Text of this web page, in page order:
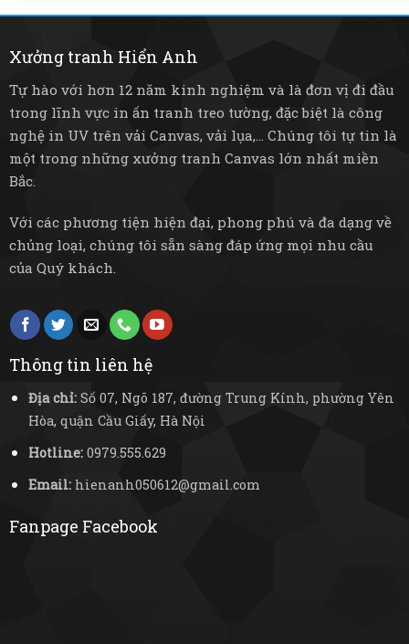
Xưởng tranh Hiển Anh
Tự hào với hơn 12 năm kinh nghiệm và là đơn vị đi đầu
trong lĩnh vực in ấn tranh treo tường, đặc biệt là công
nghệ in UV trên vải Canvas, vải lụa,... Chúng tôi tự tin là
một trong những xưởng tranh Canvas lớn nhất miền
Bắc.
Với các phương tiện hiện đại, phong phú và đa dạng về
chủng loại, chúng tôi sẵn sàng đáp ứng mọi nhu cầu
của Quý khách.
Thông tin liên hệ
Địa chỉ:Số 07, Ngõ 187, đường Trung Kính, phường Yên
Hòa, quận Cầu Giấy, Hà Nội
Hotline:0979.555.629
Email:hienanh050612@gmail.com
Fanpage Facebook